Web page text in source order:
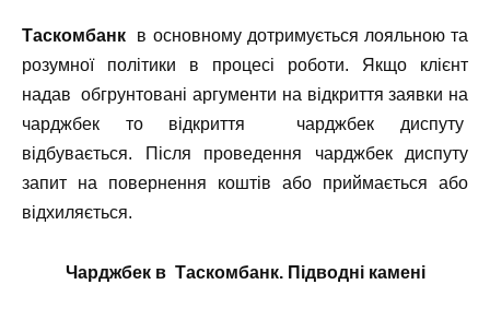
Таскомбанк в основному дотримується лояльною та
розумної політики в процесі роботи. Якщо клієнт
надав обгрунтовані аргументи на відкриття заявки на
чарджбек то відкриття чарджбек диспуту
відбувається.
Після проведення чарджбек диспуту
запит на повернення коштів або приймається або
відхиляється.
Чарджбек в Таскомбанк. Підводні камені